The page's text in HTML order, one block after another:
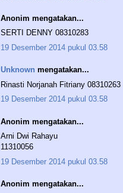
Anonim mengatakan...
SERTI DENNY 08310283
19 Desember 2014 pukul 03.58
Unknown mengatakan...
Rinasti Norjanah Fitriany 08310263
19 Desember 2014 pukul 03.58
Anonim mengatakan...
Arni Dwi Rahayu
11310056
19 Desember 2014 pukul 03.58
Anonim mengatakan...